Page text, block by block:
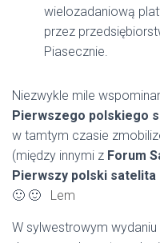
wielozadaniową
przez
Piasecznie.
Niezwykle mile
Pierwszego polskiego
w tamtym czasie
(między innymi z Forum
Pierwszy polski satelita
🙂 🙂 Lem
W sylwestrowym wydaniu